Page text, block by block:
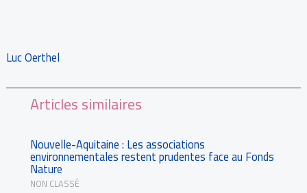
Luc Oerthel
Articles similaires
Nouvelle-Aquitaine : Les associations
environnementales restent prudentes face au Fonds
Nature
NON CLASSÉ